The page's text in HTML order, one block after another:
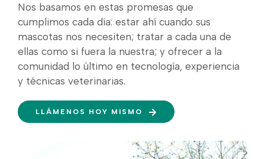
Nos basamos en estas promesas que
cumplimos cada día: estar ahí cuando sus
mascotas nos necesiten; tratar a cada una de
ellas como si fuera la nuestra; y ofrecer a la
comunidad lo último en tecnología, experiencia
y técnicas veterinarias.
LLÁMENOS HOY MISMO